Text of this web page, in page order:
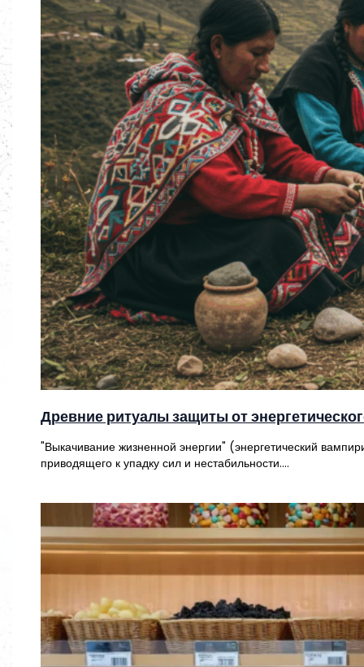
Древние ритуалы защиты от
"Выкачивание жизненной энергии" (энергетический
приводящего к упадку сил и нестабильности.…